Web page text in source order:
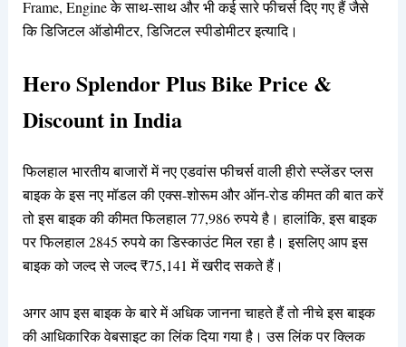
Frame, Engine के साथ-साथ और भी कई सारे फीचर्स दिए गए हैं जैसे
कि डिजिटल ऑडोमीटर, डिजिटल स्पीडोमीटर इत्यादि।
Hero Splendor Plus Bike Price &
Discount in India
फिलहाल भारतीय बाजारों में नए एडवांस फीचर्स वाली हीरो स्प्लेंडर प्लस
बाइक के इस नए मॉडल की एक्स-शोरूम और ऑन-रोड कीमत की बात करें
तो इस बाइक की कीमत फिलहाल 77,986 रुपये है। हालांकि, इस बाइक
पर फिलहाल 2845 रुपये का डिस्काउंट मिल रहा है। इसलिए आप इस
बाइक को जल्द से जल्द ₹75,141 में खरीद सकते हैं।
अगर आप इस बाइक के बारे में अधिक जानना चाहते हैं तो नीचे इस बाइक
की आधिकारिक वेबसाइट का लिंक दिया गया है। उस लिंक पर क्लिक